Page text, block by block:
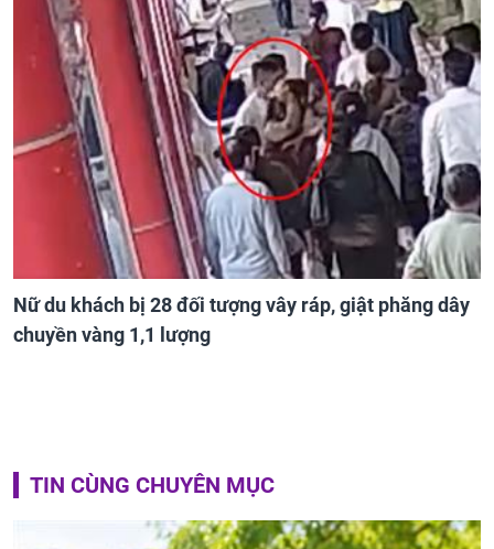
Nữ du khách bị 28 đối tượng vây ráp, giật phăng dây
chuyền vàng 1,1 lượng
TIN CÙNG CHUYÊN MỤC